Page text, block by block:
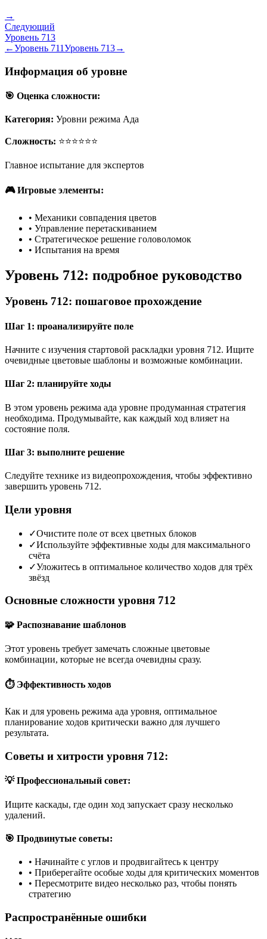
→
Следующий
Уровень 713
←Уровень 711Уровень 713→
Информация об уровне
🎯 Оценка сложности:
Категория: Уровни режима Ада
Сложность: ⭐⭐⭐⭐⭐⭐
Главное испытание для экспертов
🎮 Игровые элементы:
• Механики совпадения цветов
• Управление перетаскиванием
• Стратегическое решение головоломок
• Испытания на время
Уровень 712: подробное руководство
Уровень 712: пошаговое прохождение
Шаг 1: проанализируйте поле
Начните с изучения стартовой раскладки уровня 712. Ищите
очевидные цветовые шаблоны и возможные комбинации.
Шаг 2: планируйте ходы
В этом уровень режима ада уровне продуманная стратегия
необходима. Продумывайте, как каждый ход влияет на
состояние поля.
Шаг 3: выполните решение
Следуйте технике из видеопрохождения, чтобы эффективно
завершить уровень 712.
Цели уровня
✓Очистите поле от всех цветных блоков
✓Используйте эффективные ходы для максимального
счёта
✓Уложитесь в оптимальное количество ходов для трёх
звёзд
Основные сложности уровня 712
🧩 Распознавание шаблонов
Этот уровень требует замечать сложные цветовые
комбинации, которые не всегда очевидны сразу.
⏱️ Эффективность ходов
Как и для уровень режима ада уровня, оптимальное
планирование ходов критически важно для лучшего
результата.
Советы и хитрости уровня 712:
💡 Профессиональный совет:
Ищите каскады, где один ход запускает сразу несколько
удалений.
🎯 Продвинутые советы:
• Начинайте с углов и продвигайтесь к центру
• Приберегайте особые ходы для критических моментов
• Пересмотрите видео несколько раз, чтобы понять
стратегию
Распространённые ошибки